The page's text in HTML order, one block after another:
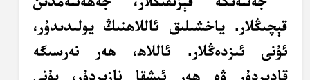
قېچىڭلار. ياخشىلىق ئاللاھنىڭ يولىدىدۇر،
ئۇنى ئىزدەڭلار. ئاللاھ، ھەر نەرسىگە
قادىردۇر ۋە ھەر ئىشقا نازىردۇر، بۇنى